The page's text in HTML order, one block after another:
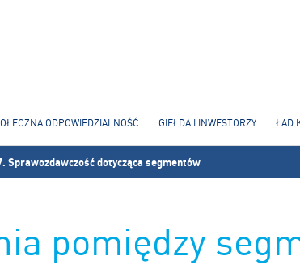
Sprawozdawczość dotycząca segmentów
pomiędzy
ODPOWIEDZIALNOŚĆ GIEŁDA I INWESTORZY ŁAD